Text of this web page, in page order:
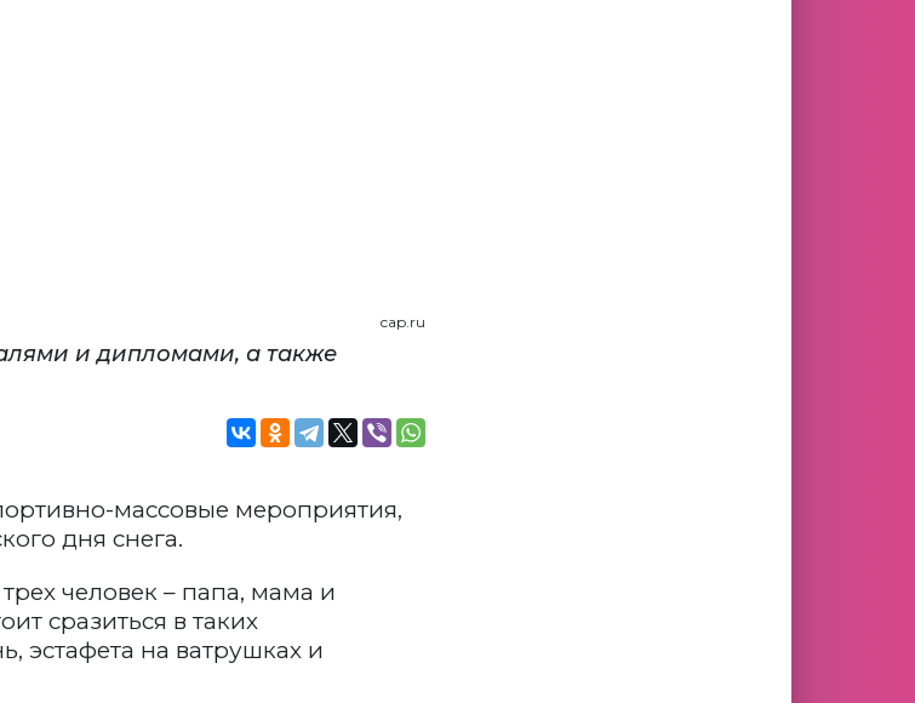
cap.ru
и дипломами, а также
массовые мероприятия,
дня снега.
человек – папа, мама и
сразиться в таких
эстафета на ватрушках и